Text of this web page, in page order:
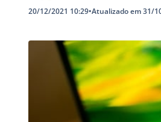
20/12/2021 10:29•Atualizado em 31/